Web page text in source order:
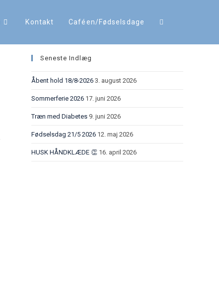
Kontakt Caféen/Fødselsdage
Seneste Indlæg
Åbent hold 18/8-2026 3. august 2026
Sommerferie 2026 17. juni 2026
Træn med Diabetes 9. juni 2026
Fødselsdag 21/5 2026 12. maj 2026
HUSK HÅNDKLÆDE 👏 16. april 2026